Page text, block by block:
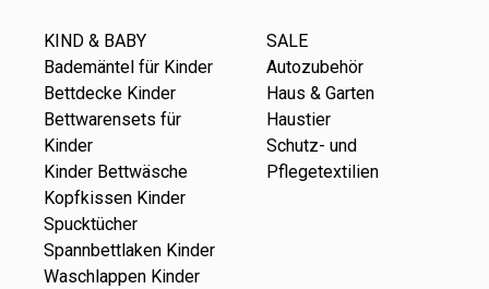
KIND & BABY
Bademäntel für Kinder
Bettdecke Kinder
Bettwarensets für
Kinder
Kinder Bettwäsche
Kopfkissen Kinder
Spucktücher
Spannbettlaken Kinder
Waschlappen Kinder
SALE
Autozubehör
Haus & Garten
Haustier
Schutz- und
Pflegetextilien